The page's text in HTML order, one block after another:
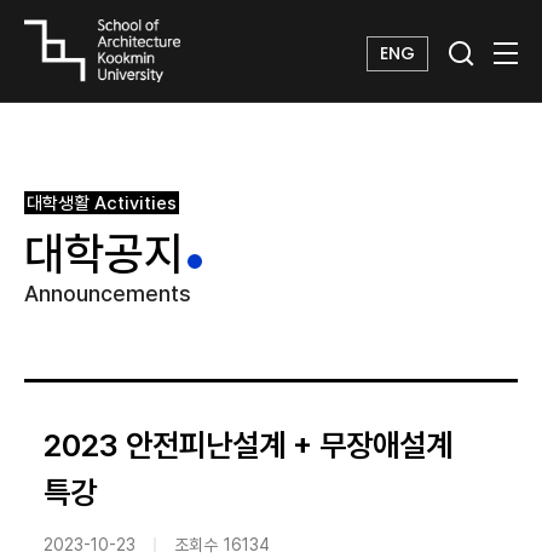
ENG
대학생활 Activities
대학공지
Announcements
2023 안전피난설계 + 무장애설계
특강
2023-10-23 조회수 16134